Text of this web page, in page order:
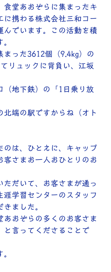
食堂あおぞらに集まったキ
に携わる株式会社三和コー
んでいます。この活動を積
まった3612個（9.4kg）の
リュックに背負い、江坂
（地下鉄）の「1日乗り放
端の駅ですからね（オト
のは、ひとえに、キャップ
客さまお一人おひとりのお
だいて、お客さまが通っ
涯学習センターのスタッフ
ました。
あおぞらの多くのお客さま
と言ってくださることで